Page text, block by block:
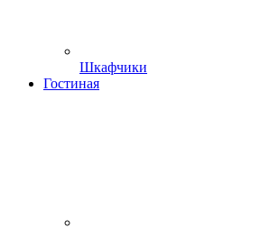
Шкафчики
Гостиная